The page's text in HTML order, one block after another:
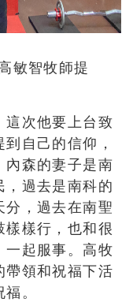
敏智牧師提
這次他要上台致
自己的信仰，
內森的妻子是南
過去是南科的
，過去在南聖
樣行，也和很
一起服事。高牧
帶領和祝福下活
。